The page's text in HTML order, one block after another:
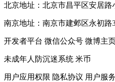
北京地址：北京市昌平区安居路
南京地址：南京市建邺区永初路
开发者平台 微信公众号 微博主
未成年人防沉迷系统 米币
用户应用权限 隐私协议 用户服